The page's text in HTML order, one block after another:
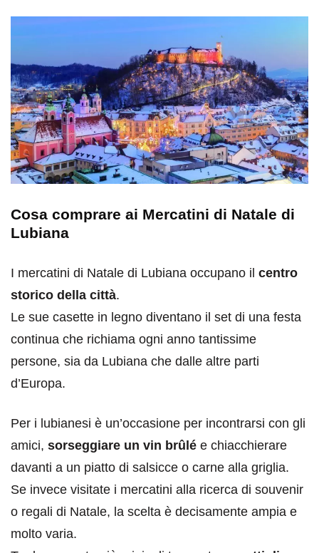
Cosa comprare ai Mercatini di Natale di
Lubiana
I mercatini di Natale di Lubiana occupano il centro
storico della città.
Le sue casette in legno diventano il set di una festa
continua che richiama ogni anno tantissime
persone, sia da Lubiana che dalle altre parti
d’Europa.
Per i lubianesi è un’occasione per incontrarsi con gli
amici, sorseggiare un vin brûlé e chiacchierare
davanti a un piatto di salsicce o carne alla griglia.
Se invece visitate i mercatini alla ricerca di souvenir
o regali di Natale, la scelta è decisamente ampia e
molto varia.